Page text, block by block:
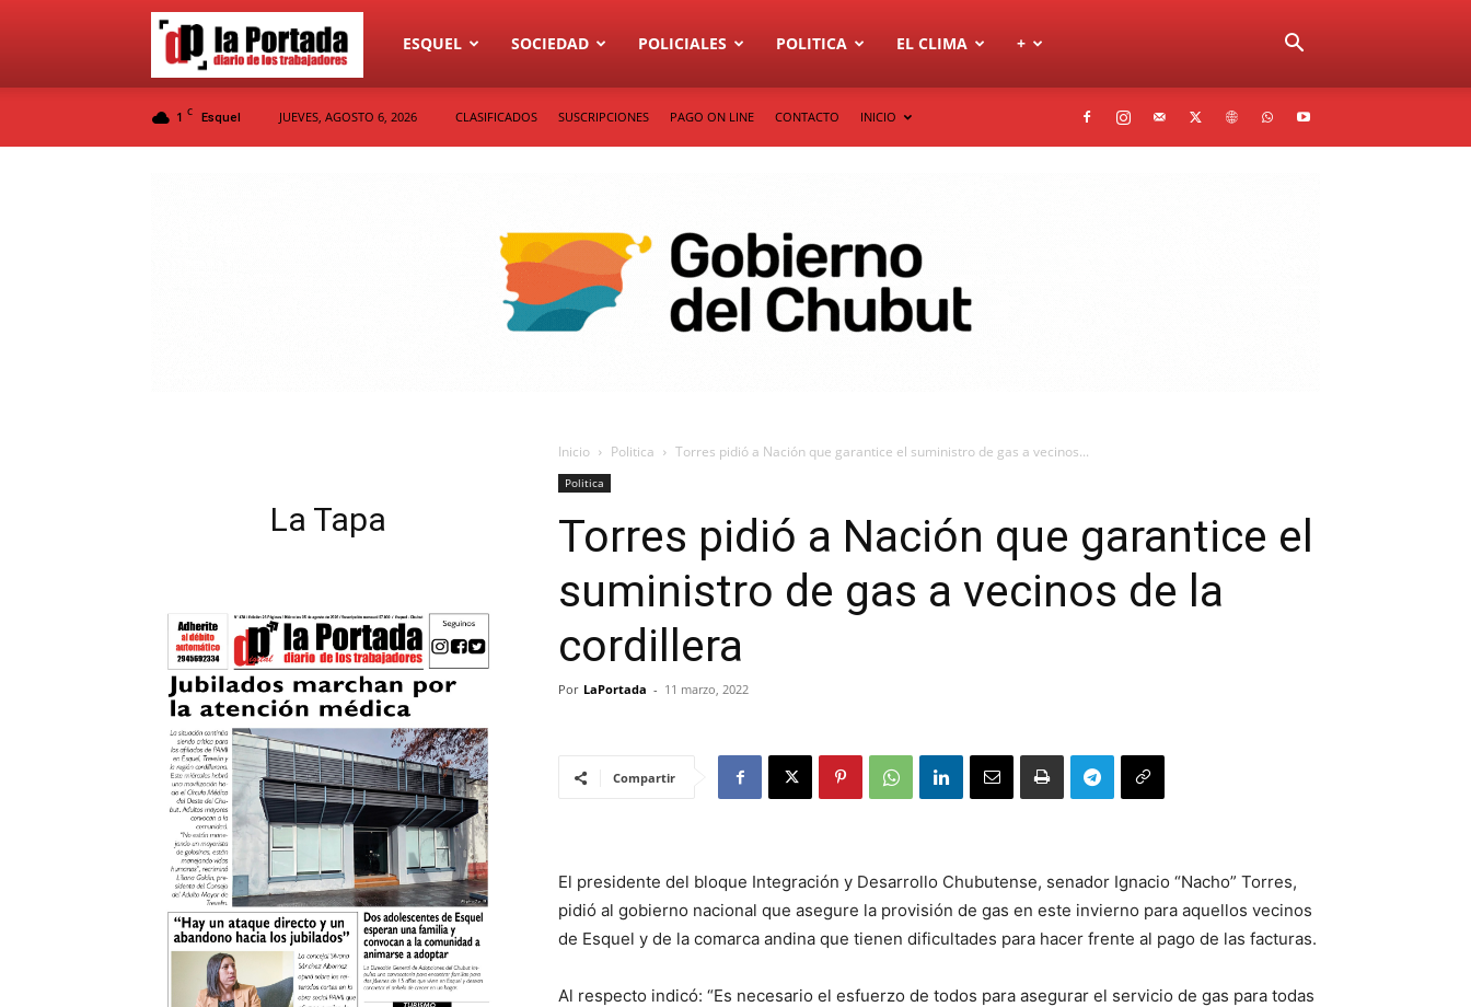
Diario
La
ESQUEL SOCIEDAD POLICIALES POLITICA EL CLIMA +
1 C Esquel JUEVES, AGOSTO 6, 2026 CLASIFICADOS SUSCRIPCIONES PAGO ON LINE CONTACTO INICIO
Inicio Politica Torres pidió a Nación que garantice el suministro de gas a vecinos...
Politica
Torres pidió a Nación que garantice el
suministro de gas a vecinos de la
cordillera
Por LaPortada - 11 marzo, 2022
Compartir
El presidente del bloque Integración y Desarrollo Chubutense, senador Ignacio “Nacho” Torres,
pidió al gobierno nacional que asegure la provisión de gas en este invierno para aquellos vecinos
de Esquel y de la comarca andina que tienen dificultades para hacer frente al pago de las facturas.
Al respecto indicó: “Es necesario el esfuerzo de todos para asegurar el servicio de gas para todas
La Tapa